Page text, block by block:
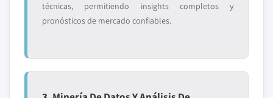
técnicas, permitiendo insights completos y
pronósticos de mercado confiables.